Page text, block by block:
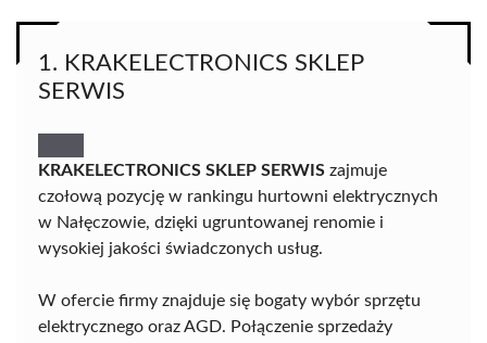
1. KRAKELECTRONICS SKLEP
SERWIS
KRAKELECTRONICS SKLEP SERWIS zajmuje
czołową pozycję w rankingu hurtowni elektrycznych
w Nałęczowie, dzięki ugruntowanej renomie i
wysokiej jakości świadczonych usług.
W ofercie firmy znajduje się bogaty wybór sprzętu
elektrycznego oraz AGD. Połączenie sprzedaży